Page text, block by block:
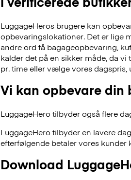
LuggageHeros brugere kan
opbevaringslokationer. Det er lige
andre ord få bagageopbevaring,
kalder det på en sikker måde, da
pr. time eller vælge vores dagspris,
Vi kan opbevare din
LuggageHero tilbyder også flere
LuggageHero tilbyder en lavere
efterfølgende betaler vores kunder
Download